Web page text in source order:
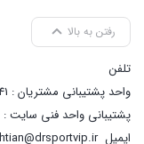
رفتن به بالا
تلفن
پشتیبانی واحد فنی سایت : 09058048656
ایمیل